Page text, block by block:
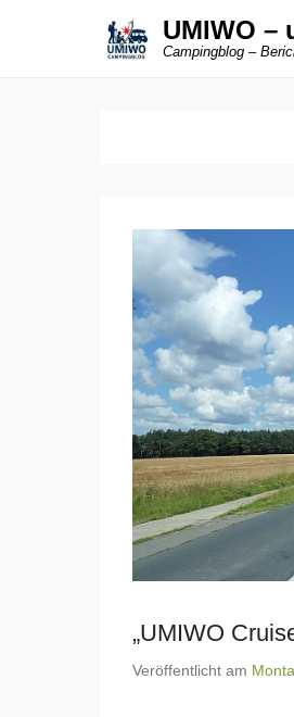
UMIWO –
Campingblog –
„UMIWO
Veröffentlicht am